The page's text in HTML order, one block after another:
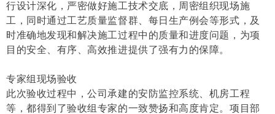
行设计深化，严密做好施工技术交底，周密组织现场施
工，同时通过工艺质量监督群、每日生产例会等形式，及
时准确地发现和解决施工过程中的质量和进度问题，为项
目的安全、有序、高效推进提供了强有力的保障。
专家组现场验收
此次验收过程中，公司承建的安防监控系统、机房工程
等，都得到了验收组专家的一致赞扬和高度肯定。项目部